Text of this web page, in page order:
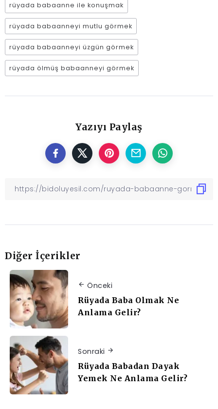
rüyada babaanne ile konuşmak
rüyada babaanneyi mutlu görmek
rüyada babaanneyi üzgün görmek
rüyada ölmüş babaanneyi görmek
Yazıyı Paylaş
Diğer İçerikler
Önceki
Rüyada Baba Olmak Ne
Anlama Gelir?
Sonraki
Rüyada Babadan Dayak
Yemek Ne Anlama Gelir?